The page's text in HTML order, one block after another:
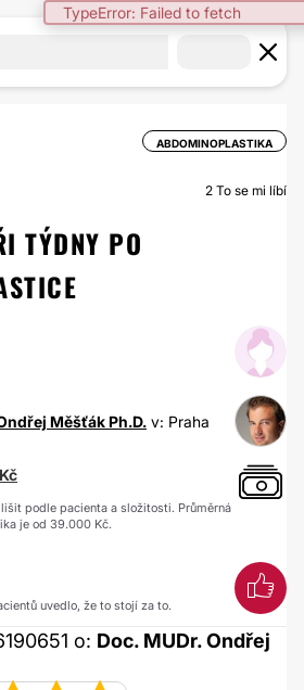
TypeError: Failed to fetch
ABDOMINOPLASTIKA
2 To se mi líbí
TÝDNY PO
Měšťák Ph.D. v: Praha
podle pacienta a složitosti. Průměrná
je od 39.000 Kč.
uvedlo, že to stojí za to.
o: Doc. MUDr. Ondřej